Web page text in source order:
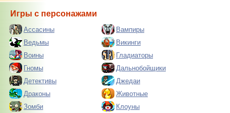
Игры с персонажами
Ассасины
Вампиры
Ведьмы
Викинги
Воины
Гладиаторы
Гномы
Дальнобойщики
Детективы
Джедаи
Драконы
Животные
Зомби
Клоуны